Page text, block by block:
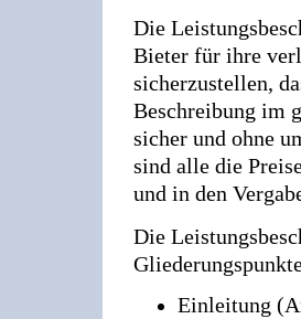
Die
Bieter für ihre
sicherzustellen,
Beschreibung im
sicher und ohne
sind alle die
und in den
Die
Einleitung